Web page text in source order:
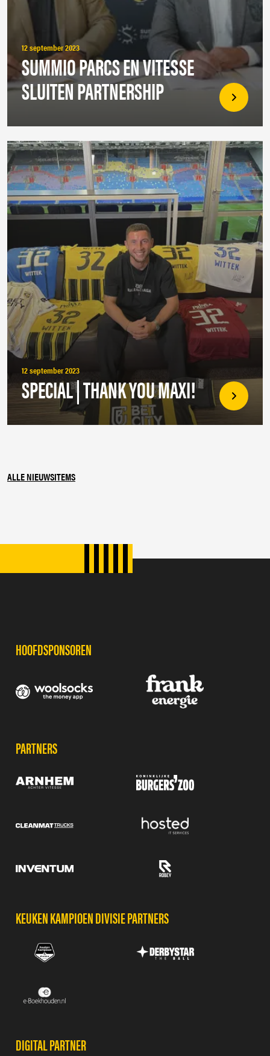
12 september 2023
SUMMIO PARCS EN VITESSE
SLUITEN PARTNERSHIP
12 september 2023
SPECIAL | THANK YOU MAXI!
ALLE NIEUWSITEMS
HOOFDSPONSOREN
PARTNERS
KEUKEN KAMPIOEN DIVISIE PARTNERS
DIGITAL PARTNER